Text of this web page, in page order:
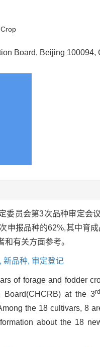
Board, Beijing
委员会第3次品种审定会
申报品种的62%,其中育
有关方面参考。
新品种, 审定登记
of forage and fodder
Board(CHCRB) at the 3rd
the 18 cultivars, 8
about the 18